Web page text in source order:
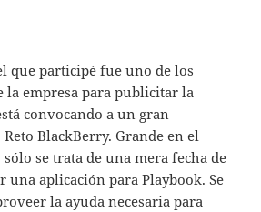
que participé fue uno de los
la empresa para publicitar la
convocando a un gran
BlackBerry. Grande en el
se trata de una mera fecha de
una aplicación para Playbook. Se
la ayuda necesaria para